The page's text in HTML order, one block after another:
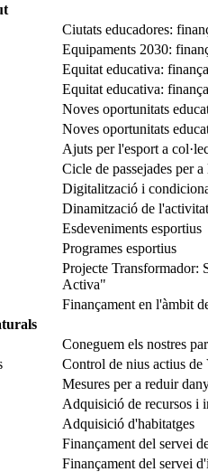
Ciutats educadores:
Equipaments 2030:
Equitat educativa:
Equitat educativa:
Noves oportunitats
Noves oportunitats
Ajuts per l'esport a
Cicle de passejades per
Digitalització i
Dinamització de
Esdeveniments esportius
Programes esportius
Projecte Transformador:
Activa"
Finançament en l'àmbit
Coneguem els nostres
Control de nius actius de
Mesures per a reduir
Adquisició de recursos i
Adquisició d'habitatges
Finançament del servei
Finançament del servei